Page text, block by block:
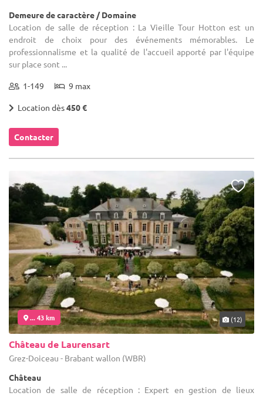
Demeure de caractère / Domaine
Location de salle de réception : La Vieille Tour Hotton est un
endroit de choix pour des événements mémorables. Le
professionnalisme et la qualité de l'accueil apporté par l'équipe
sur place sont ...
1-149 9 max
Location dès450 €
Contacter
... 43 km (12)
Château de Laurensart
Grez-Doiceau - Brabant wallon (WBR)
Château
Location de salle de réception : Expert en gestion de lieux